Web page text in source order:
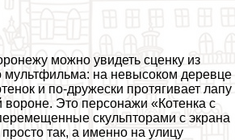
можно увидеть сценку из
мультфильма: на невысоком деревце
и по-дружески протягивает лапу
вороне. Это персонажи «Котенка с
скульпторами с экрана
так, а именно на улицу